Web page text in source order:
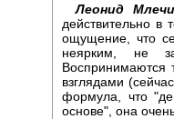
Леонид
действительно в
ощущение, что
неярким, не
Воспринимаются
взглядами
формула, что
основе", она